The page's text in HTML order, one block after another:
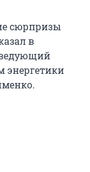
сюрпризы
в
энергетики